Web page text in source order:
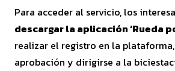
Para acceder al servicio, los
descargar la aplicación ‘Rueda
realizar el registro en la
aprobación y dirigirse a la